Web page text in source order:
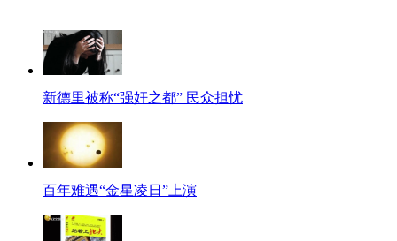
新德里被称“强奸之都” 民众担忧
百年难遇“金星凌日”上演